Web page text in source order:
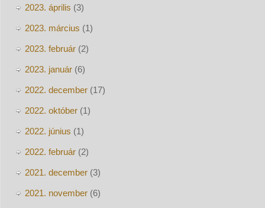
2023. április (3)
2023. március (1)
2023. február(2)
2023. január(6)
2022. december(17)
2022. október(1)
2022. június (1)
2022. február(2)
2021. december(3)
2021. november(6)